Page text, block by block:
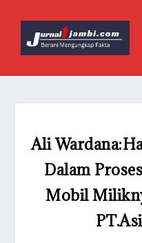
Ali
Dalam
Mobil